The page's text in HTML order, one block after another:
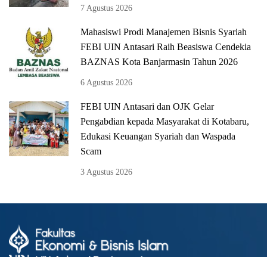
7 Agustus 2026
Mahasiswi Prodi Manajemen Bisnis Syariah
FEBI UIN Antasari Raih Beasiswa Cendekia
BAZNAS Kota Banjarmasin Tahun 2026
6 Agustus 2026
FEBI UIN Antasari dan OJK Gelar
Pengabdian kepada Masyarakat di Kotabaru,
Edukasi Keuangan Syariah dan Waspada
Scam
3 Agustus 2026